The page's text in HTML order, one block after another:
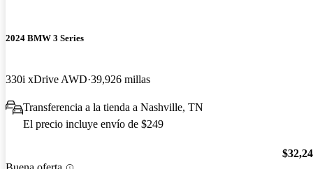
2024 BMW 3 Series
330i xDrive AWD 39,926 millas
Transferencia a la tienda a Nashville, TN
El precio incluye envío de $249